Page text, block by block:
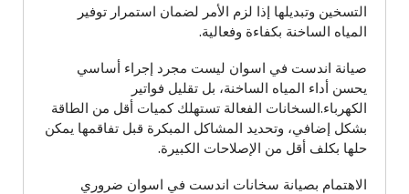
التسخين وتبديلها إذا لزم الأمر لضمان استمرار توفير
المياه الساخنة بكفاءة وفعالية.
صيانة اندست في اسوان ليست مجرد إجراء أساسي
يحسن أداء المياه الساخنة، بل تقليل فواتير
الكهرباء.السخانات الفعالة تستهلك كميات أقل من الطاقة
بشكل إضافي، وتحديد المشاكل المبكرة قبل تفاقمها يمكن
حلها بكلف أقل من الإصلاحات الكبيرة.
الاهتمام بصيانة سخانات اندست في اسوان ضروري